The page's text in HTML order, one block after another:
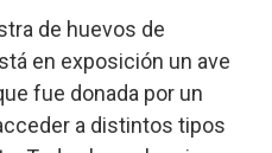
de huevos de
en exposición un ave
fue donada por un
a distintos tipos